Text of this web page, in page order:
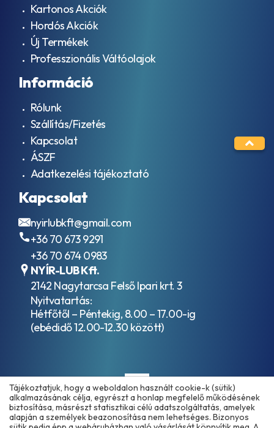
Kartonos Akciók
Hordós Akciók
Új Termékek
Professzionális Váltóolajok
Információ
Rólunk
Szállítás/Fizetés
Kapcsolat
ÁSZF
Adatkezelési tájékoztató
Kapcsolat
nyirlubkft@gmail.com
+36 70 673 9291
+36 70 674 0983
NYÍR-LUB Kft.
2142 Nagytarcsa Felső Ipari krt. 3
Nyitvatartás:
Hétfőtől – Péntekig, 8.00 – 17.00-ig
(ebédidő 12.00-12.30 között)
Tájékoztatjuk, hogy a weboldalon használt cookie-k (sütik)
alkalmazásának célja, egyrészt a honlap megfelelő működésének
biztosítása, másrészt statisztikai célú adatszolgáltatás, amelyek
alapján a személyek beazonosítása nem lehetséges. Bizonyos